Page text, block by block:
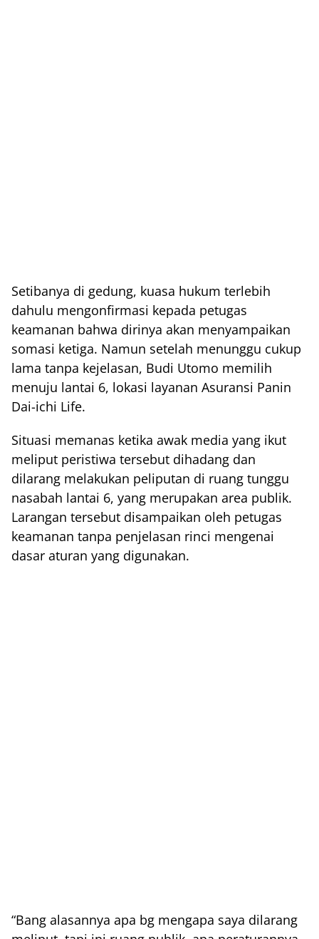
Setibanya di gedung, kuasa hukum terlebih
dahulu mengonfirmasi kepada petugas
keamanan bahwa dirinya akan menyampaikan
somasi ketiga. Namun setelah menunggu cukup
lama tanpa kejelasan, Budi Utomo memilih
menuju lantai 6, lokasi layanan Asuransi Panin
Dai-ichi Life.
Situasi memanas ketika awak media yang ikut
meliput peristiwa tersebut dihadang dan
dilarang melakukan peliputan di ruang tunggu
nasabah lantai 6, yang merupakan area publik.
Larangan tersebut disampaikan oleh petugas
keamanan tanpa penjelasan rinci mengenai
dasar aturan yang digunakan.
“Bang alasannya apa bg mengapa saya dilarang